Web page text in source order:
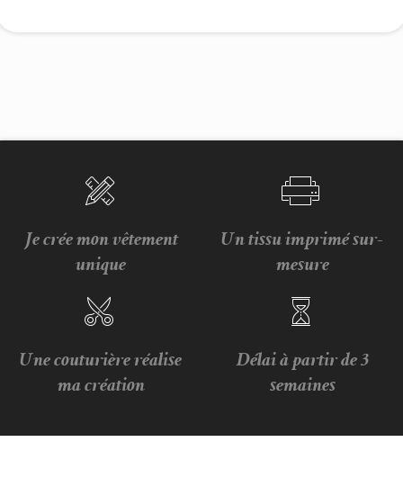
Je crée mon vêtement
unique
Un tissu imprimé sur-
mesure
Une couturière réalise
ma création
Délai à partir de 3
semaines